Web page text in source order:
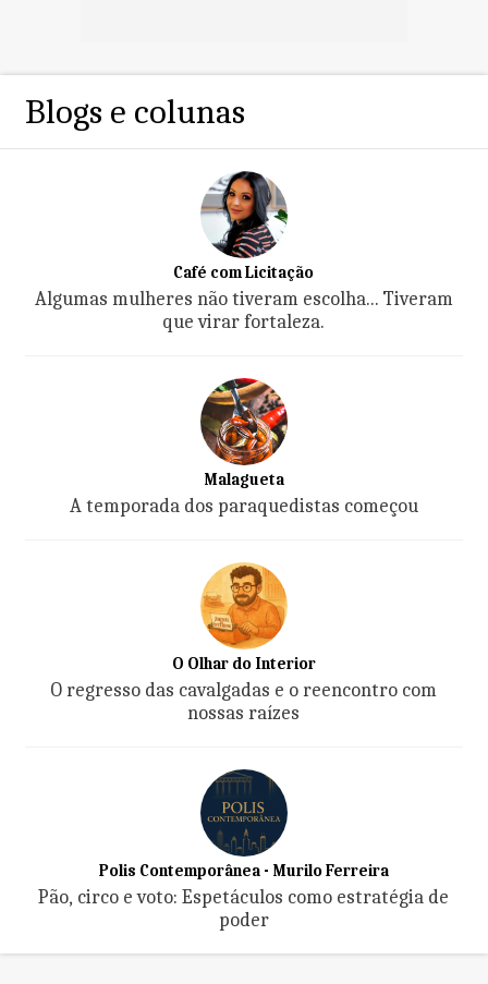
Blogs e colunas
Café com Licitação
Algumas mulheres não tiveram escolha... Tiveram
que virar fortaleza.
Malagueta
A temporada dos paraquedistas começou
O Olhar do Interior
O regresso das cavalgadas e o reencontro com
nossas raízes
Polis Contemporânea - Murilo Ferreira
Pão, circo e voto: Espetáculos como estratégia de
poder